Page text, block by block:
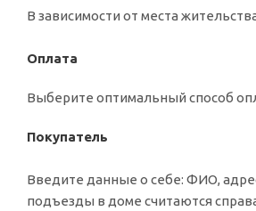
В зависимости от места
Оплата
Выберите оптимальный способ
Покупатель
Введите данные о себе: ФИО,
подъезды в доме считаются